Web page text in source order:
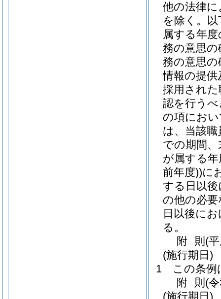
他の法律
を除く。
属する年
務の意思
務の意思
情報の提
採用された
認を行う
の項にお
は、当該
での期間
が属する年
前年度))に
する日以
の他の必
日以後に
る。
附 則 (
(施行期日)
1
この条例
附 則 (
(施行期日)